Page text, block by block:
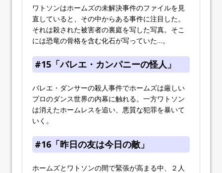
ワトソンはホームズの未解決事件のファイルを見
直していると、その中からある事件に注目した。
それは殺された被害者の裏庭を写した写真。そこ
には恐竜の骨格を含む化石が写っていた…。
#15「バレエ・カンパニーの怪人」
バレエ・ダンサーの殺人事件でホームズは厳しい
プロのダンス世界の内幕に触れる。一方ワトソン
は消えたホームレスを追い、悪質な犯罪を暴いて
いく。
#16「昨日の友は今日の敵」
ホームズとワトソンの間で緊張が高まる中、２人